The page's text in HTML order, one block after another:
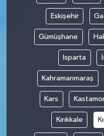
Eskişehir
Gümüşhane
Isparta
Kahramanmaraş
Kars
Kırıkkale